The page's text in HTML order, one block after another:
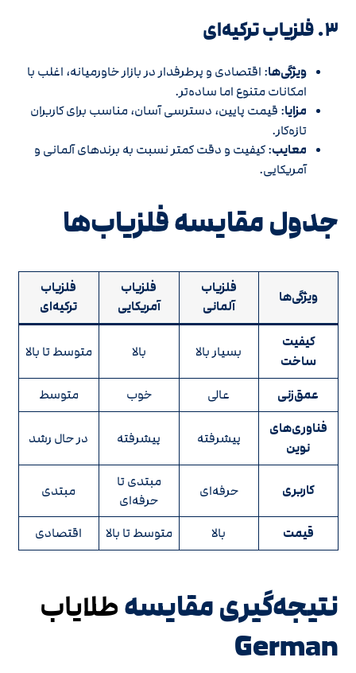
۳. فلزیاب ترکیه‌ای
ویژگی‌ها: اقتصادی و پرطرفدار در بازار خاورمیانه، اغلب با
امکانات متنوع اما ساده‌تر.
مزایا: قیمت پایین، دسترسی آسان، مناسب برای کاربران
تازه‌کار.
معایب: کیفیت و دقت کمتر نسبت به برندهای آلمانی و
آمریکایی.
جدول مقایسه فلزیاب‌ها
ویژگی‌ها
فلزیاب
آلمانی
فلزیاب
آمریکایی
فلزیاب
ترکیه‌ای
کیفیت
ساخت
بسیار بالا بالا متوسط تا بالا
عمق‌زنی عالی خوب متوسط
فناوری‌های
نوین
پیشرفته پیشرفته در حال رشد
کاربری حرفه‌ای
مبتدی تا
حرفه‌ای
مبتدی
قیمت بالا متوسط تا بالا اقتصادی
نتیجه‌گیری مقایسهطلایاب
German